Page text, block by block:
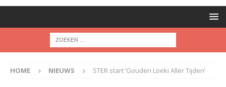
HOME NIEUWS STER start ‘Gouden Loeki Aller Tijden’